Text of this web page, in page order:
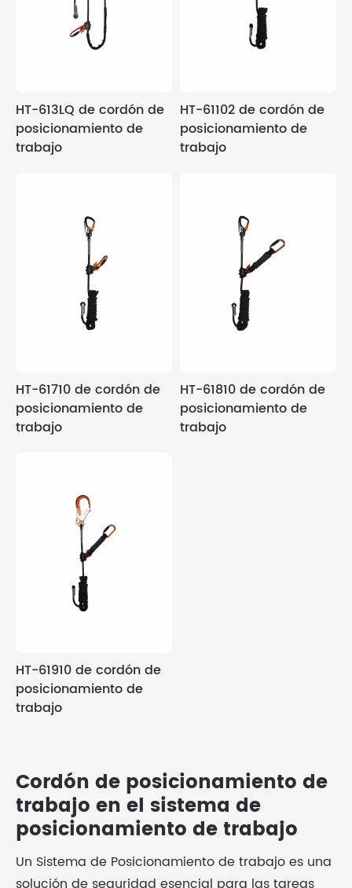
HT-613LQ de cordón de
posicionamiento de
trabajo
HT-61102 de cordón de
posicionamiento de
trabajo
HT-61710 de cordón de
posicionamiento de
trabajo
HT-61810 de cordón de
posicionamiento de
trabajo
HT-61910 de cordón de
posicionamiento de
trabajo
Cordón de posicionamiento de
trabajo en el sistema de
posicionamiento de trabajo
Un Sistema de Posicionamiento de trabajo es una
solución de seguridad esencial para las tareas